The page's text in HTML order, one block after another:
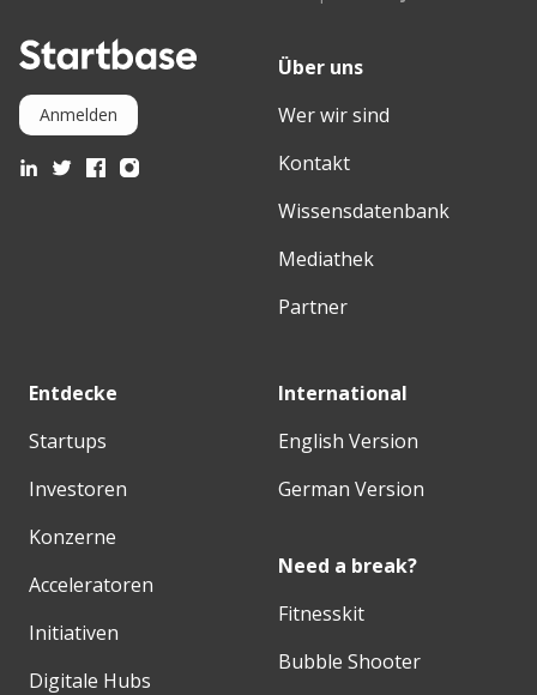
Anmelden
Über uns
Wer wir sind
Kontakt
Wissensdatenbank
Mediathek
Partner
Entdecke
Startups
Investoren
Konzerne
Acceleratoren
Initiativen
Digitale Hubs
International
English Version
German Version
Need a break?
Fitnesskit
Bubble Shooter